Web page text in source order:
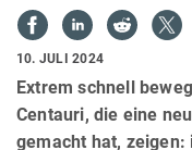
10. JULI 2024
Extrem schnell
Centauri, die eine
gemacht hat,